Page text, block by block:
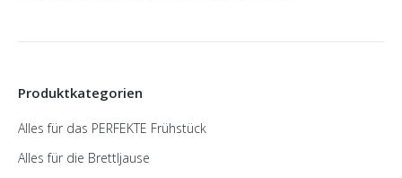
Produktkategorien
Alles für das PERFEKTE Frühstück
Alles für die Brettljause